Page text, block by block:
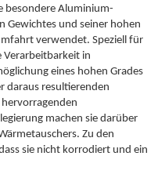
besondere Aluminium-
Gewichtes und seiner hohen
verwendet. Speziell für
Verarbeitbarkeit in
eines hohen Grades
daraus resultierenden
machen sie darüber
Zu den
sie nicht korrodiert und ein